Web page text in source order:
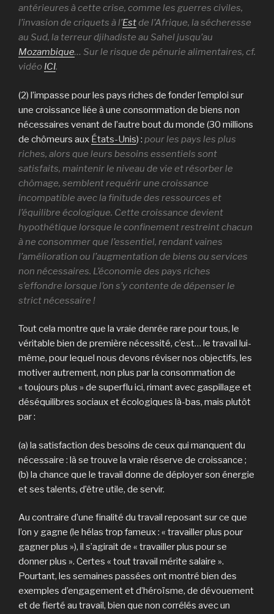
antérieures à cette crise, comme les guerres civiles,
l’invasion de criquets à l’Estde l’Afrique, la sécheresse
au Sud, la terreur djihadiste au Sahel jusqu’au
Mozambique… Sur le risque de pénurie alimentaires, cf.
vidéo ICI.
(2) l’impasse pour les pays riches de fonder l’emploi sur
une croissance liée à une consommation de biens non
nécessaires venant de l’autre bout du monde (30 millions
de chômeurs aux États-Unis) : pour les pays les plus
riches, alors que leurs besoins essentiels sont
satisfaits, maintenir le niveau de vie et résorber le
chômage, semblent requérir une croissance
incompatible avec la finitude des ressources et
l’équilibre écologique. Cette croissance devient
hypothétique lorsque le confinement restreint chacun
à ne consommer que l’essentiel, rendant vaines
l’amélioration ou l’augmentation de biens ou services
non nécessaires. L’économie des pays riches
s’effondre lorsque l’on s’y contente de dépenser le
strict nécessaire !
Tout cela montre que la vraie denrée rare pour tous, le
véritable bien de première nécessité, c’est… le travail lui-
même, pour lequel nous devons réviser nos objectifs, les
motiver autrement, non plus par la consommation de
« toujours plus » de superflu ici, rimant avec gaspillage et
déséquilibres sociaux et écologiques là-bas, mais plutôt
par :
(a) la satisfaction des besoins de ceux qui manquent du
nécessaire : là se trouve la vraie réserve de croissance ;
(b) la chance que le travail donne de déployer son énergie
et ses talents, d’être utile, de servir.
Au contraire d’une finalité du travail reposant sur ce que
l’on y gagne (le hélas trop fameux : « travailler plus pour
gagner plus »), il s’agirait de « travailler plus pour se
donner plus ». Certes « tout travail mérite salaire ».
Pourtant, les semaines passées ont montré bien des
exemples d’engagement et d’héroïsme, de dévouement
et de fierté au travail, bien que non corrélés avec un